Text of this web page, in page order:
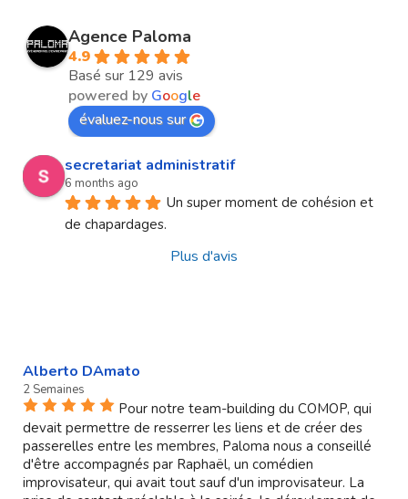
Agence Paloma
4.9
Basé sur 129 avis
powered by Google
évaluez-nous sur
secretariat administratif
6 months ago
Un super moment de cohésion et
de chapardages.
Plus d'avis
Alberto DAmato
2 Semaines
Pour notre team-building du COMOP, qui
devait permettre de resserrer les liens et de créer des
passerelles entre les membres, Paloma nous a conseillé
d'être accompagnés par Raphaël, un comédien
improvisateur, qui avait tout sauf d'un improvisateur. La